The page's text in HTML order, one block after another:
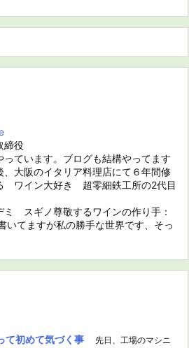
締役
ています。ブログも結構やってます
大阪のイタリア料理店にて６年間修
ワイン大好き 超零細鉄工所の2代目
ミ スギノ尊敬するワインの作り手：
いてますが私の勝手な世界です、そっ
て初めて気づく事
先日、工場のマシニ